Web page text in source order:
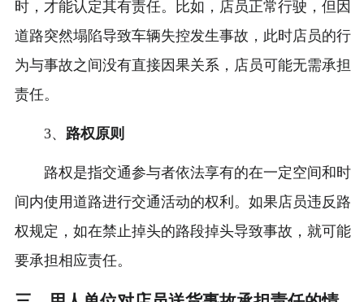
时，才能认定其有责任。比如，店员正常行驶，但因
道路突然塌陷导致车辆失控发生事故，此时店员的行
为与事故之间没有直接因果关系，店员可能无需承担
责任。
3、 路权原则
路权是指交通参与者依法享有的在一定空间和时
间内使用道路进行交通活动的权利。如果店员违反路
权规定，如在禁止掉头的路段掉头导致事故，就可能
要承担相应责任。